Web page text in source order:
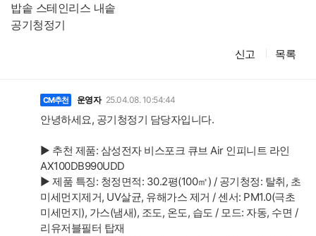
밥솥 스테인리스 내솥
공기청정기
신고 목록
CM추천 운영자 25.04.08. 10:54:44
안녕하세요, 공기청정기 담당자입니다.
▶ 추천 제품: 삼성전자 비스포크 큐브 Air 인피니트 라인
AX100DB990UDD
▶ 제품 특징: 청정면적: 30.2평(100㎡) / 공기청정: 탈취, 초
미세먼지제거, UV살균, 유해가스 제거 / 센서: PM1.0(극초
미세먼지), 가스(냄새), 조도, 온도, 습도 / 모드: 자동, 수면 /
리유저블필터 탑재